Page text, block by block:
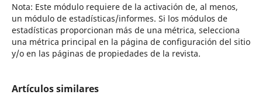
Nota: Este módulo requiere de la activación de, al menos,
un módulo de estadísticas/informes. Si los módulos de
estadísticas proporcionan más de una métrica, selecciona
una métrica principal en la página de configuración del sitio
y/o en las páginas de propiedades de la revista.
Artículos similares